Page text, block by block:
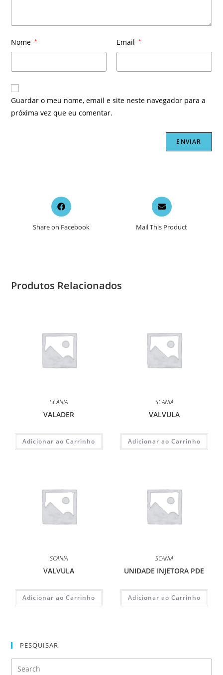
Nome * Email *
Guardar o meu nome, email e site neste navegador para a
próxima vez que eu comentar.
Opens
in
new
Share on Facebook
Opens
in
a
new
Mail This Product
Produtos Relacionados
SCANIA
VALADER
Adicionar ao Carrinho
SCANIA
VALVULA
Adicionar ao Carrinho
SCANIA
VALVULA
Adicionar ao Carrinho
SCANIA
UNIDADE INJETORA PDE
Adicionar ao Carrinho
PESQUISAR